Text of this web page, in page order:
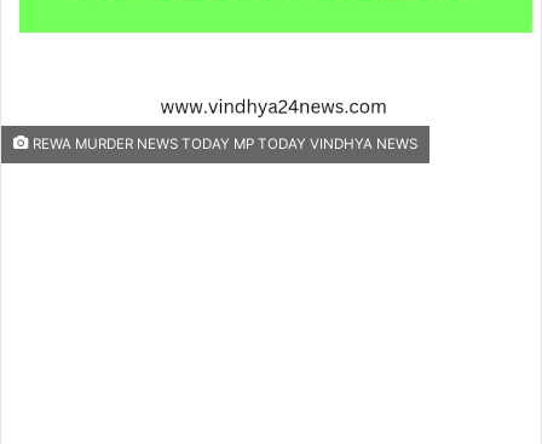
REWA MURDER NEWS TODAY MP TODAY VINDHYA NEWS